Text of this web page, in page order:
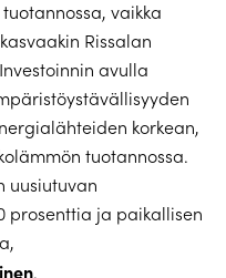
vaikka
Rissalan
avulla
korkean,
tuotannossa.
uusiutuvan
prosenttia ja paikallisen
.